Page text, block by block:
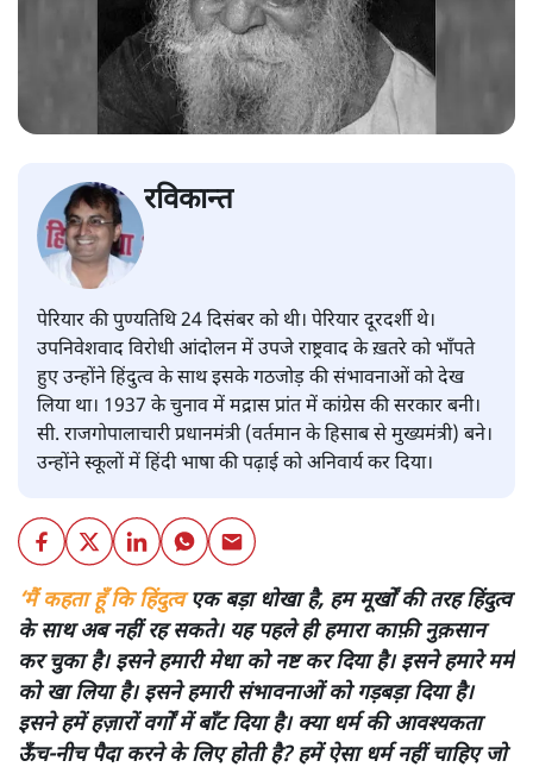
रविकान्त
पेरियार की पुण्यतिथि 24 दिसंबर को थी। पेरियार दूरदर्शी थे।
उपनिवेशवाद विरोधी आंदोलन में उपजे राष्ट्रवाद के ख़तरे को भाँपते
हुए उन्होंने हिंदुत्व के साथ इसके गठजोड़ की संभावनाओं को देख
लिया था। 1937 के चुनाव में मद्रास प्रांत में कांग्रेस की सरकार बनी।
सी. राजगोपालाचारी प्रधानमंत्री (वर्तमान के हिसाब से मुख्यमंत्री) बने।
उन्होंने स्कूलों में हिंदी भाषा की पढ़ाई को अनिवार्य कर दिया।
‘मैं कहता हूँ कि हिंदुत्वएक बड़ा धोखा है, हम मूर्खों की तरह हिंदुत्व
के साथ अब नहीं रह सकते। यह पहले ही हमारा काफ़ी नुक़सान
कर चुका है। इसने हमारी मेधा को नष्ट कर दिया है। इसने हमारे मर्म
को खा लिया है। इसने हमारी संभावनाओं को गड़बड़ा दिया है।
इसने हमें हज़ारों वर्गों में बाँट दिया है। क्या धर्म की आवश्यकता
ऊँच-नीच पैदा करने के लिए होती है? हमें ऐसा धर्म नहीं चाहिए जो